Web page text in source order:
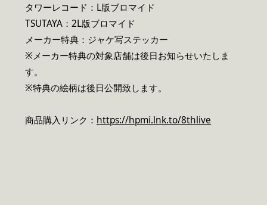
タワーレコード：L版ブロマイド
TSUTAYA：2L版ブロマイド
メーカー特典：ジャケ写ステッカー
※メーカー特典の対象店舗は後日お知らせいたしま
す。
※特典の絵柄は後日公開致します。
商品購入リンク： https://hpmi.lnk.to/8thlive